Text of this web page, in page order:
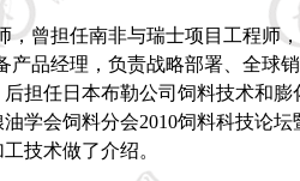
，曾担任南非与瑞士项目工程师
产品经理，负责战略部署、全球
后担任日本布勒公司饲料技术和膨
学会饲料分会2010饲料科技论坛
技术做了介绍。